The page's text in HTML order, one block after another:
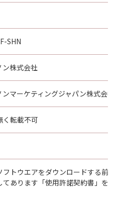
逸失利益およびその他の
な損害を含むがこれら
について、一切責任を負
。たとえ、キヤノン、
それらの販売代理店ま
損害の可能性について
でも同様です。
ノンの子会社、それら
販売店は、「許諾ソフ
起因または関連してお
に生じるいかなる紛争
任を負わないものとし
プデート
の子会社、それらの販
SHN
ン株式会社
ンマーケティングジャパン株式会社
く転載不可
フトウエアをダウンロードする前
てあります「使用許諾契約書」を